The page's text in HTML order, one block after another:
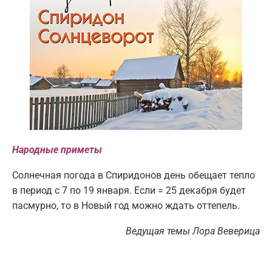
Народные приметы
Солнечная погода в Спиридонов день обещает тепло
в период с 7 по 19 января. Если = 25 декабря будет
пасмурно, то в Новый год можно ждать оттепель.
Ведущая темы Лора Веверица